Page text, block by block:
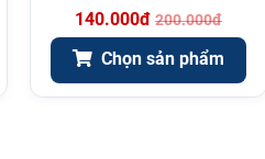
140.000đ 200.000đ
Chọn sản phẩm